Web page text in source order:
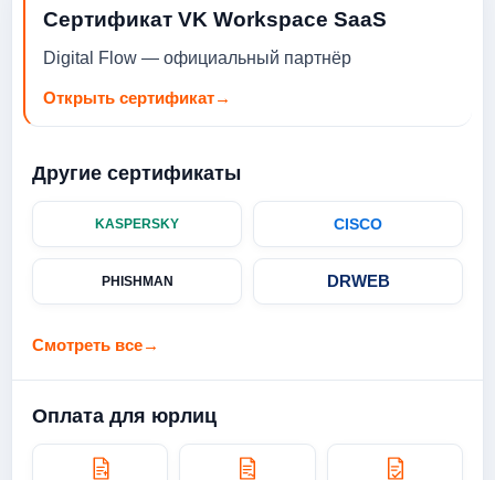
Сертификат VK Workspace SaaS
Digital Flow — официальный партнёр
Открыть сертификат→
Другие сертификаты
KASPERSKY CISCO
PHISHMAN DRWEB
Смотреть все→
Оплата для юрлиц